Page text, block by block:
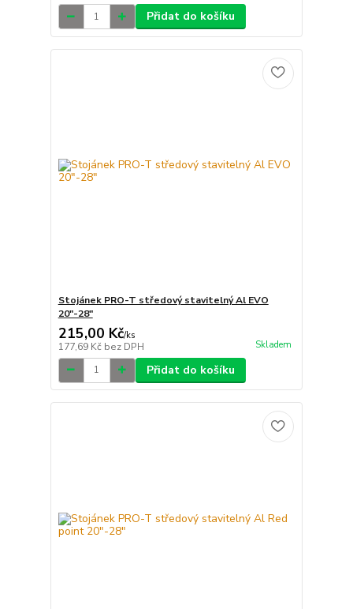
Přidat do košíku
Stojánek PRO-T středový stavitelný Al EVO
20"-28"
215,00 Kč/ks
177,69 Kč bez DPH Skladem
Přidat do košíku